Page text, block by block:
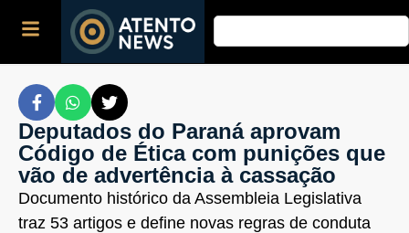
Deputados do Paraná aprovam
Código de Ética com punições que
vão de advertência à cassação
Documento histórico da Assembleia Legislativa
traz 53 artigos e define novas regras de conduta